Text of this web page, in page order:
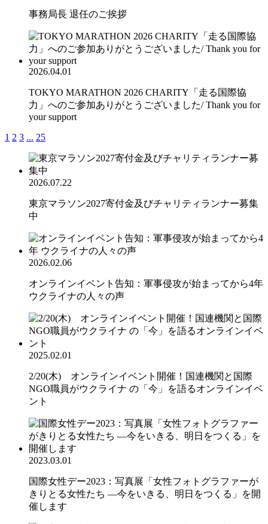
事務局長 退任のご挨拶
2026.04.01
TOKYO MARATHON 2026 CHARITY「走る国際協
力」へのご参加ありがとうございました/ Thank you for
your support
1 2 3 ... 25
2026.07.22
東京マラソン2027寄付金及びチャリティランナー募集
中
2026.02.06
オンラインイベント告知：軍事侵攻が始まってから4年
ウクライナの人々の声
2025.02.01
2/20(木) オンラインイベント開催！国連機関と国際
NGO職員がウクライナ の「今」を語るオンラインイベ
ント
2023.03.01
国際女性デー2023：写真展「女性フォトグラファーが
きりとる女性たち ―今をいきる、明日をつくる」を開
催します